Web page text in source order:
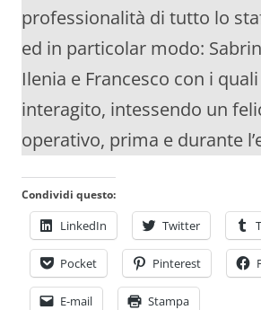
professionalità di tutto lo
ed in particolar modo:
Ilenia e Francesco con i
interagito, intessendo un
operativo, prima e durante
Condividi questo:
LinkedIn Twitter
Pocket Pinterest
E-mail Stampa